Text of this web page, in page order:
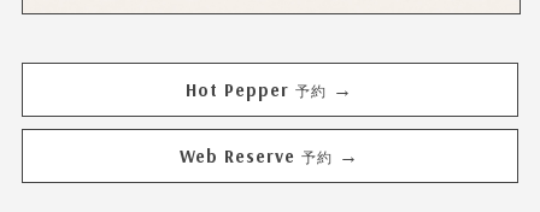
Hot Pepper 予約 →
Web Reserve 予約 →